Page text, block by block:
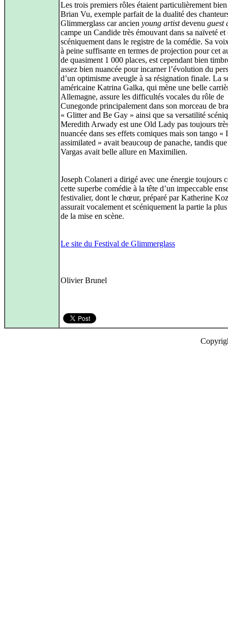
Les trois premiers rôles étaient particulièrement
Brian Vu, exemple parfait de la dualité des
Glimmerglass car ancien young artistdevenu guest
campe un Candide très émouvant dans sa naïveté
scéniquement dans le registre de la comédie. Sa
à peine suffisante en termes de projection pour cet
de quasiment 1 000 places, est cependant bien
assez bien nuancée pour incarner l’évolution du
d’un optimisme aveugle à sa résignation finale. La
américaine Katrina Galka, qui mène une belle
Allemagne, assure les difficultés vocales du rôle de
Cunegonde principalement dans son morceau de
« Glitter and Be Gay » ainsi que sa versatilité
Meredith Arwady est une Old Lady pas toujours
nuancée dans ses effets comiques mais son tango «
assimilated » avait beaucoup de panache, tandis
Vargas avait belle allure en Maximilien.
Joseph Colaneri a dirigé avec une énergie toujours
cette superbe comédie à la tête d’un impeccable
festivalier, dont le chœur, préparé par Katherine
assurait vocalement et scéniquement la partie la
de la mise en scène.
Le site du Festival de Glimmerglass
Olivier Brunel